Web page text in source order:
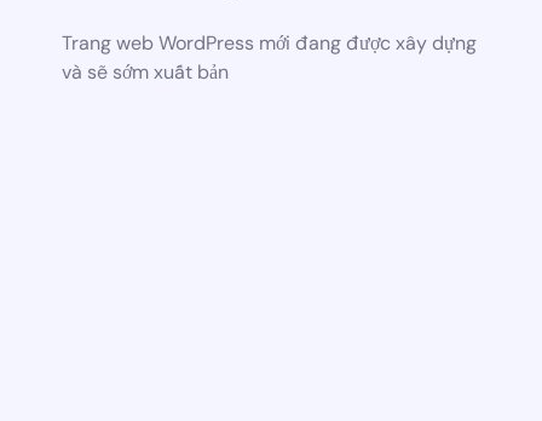
Trang web WordPress mới đang được xây dựng
và sẽ sớm xuất bản